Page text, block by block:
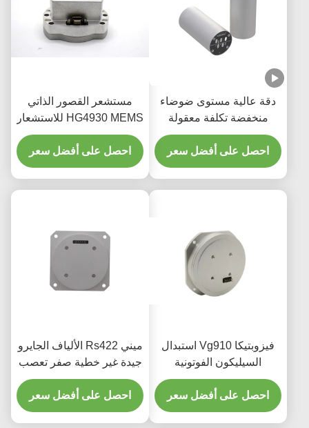
دقة عالية مستوى ضوضاء
منخفضة تكلفة معقولة
ألياف ضوئية ضوئية ضوئية
احصل على أفضل سعر
مستشعر القصور الذاتي
HG4930 MEMS للاستشعار
الدقيق لاتجاه الحركة
احصل على أفضل سعر
فيزوبتيكا Vg910 استبدال
السيليكون الفوتونية
المتكاملة الألياف البصرية
جهاز استشعار الجيروسكوب
احصل على أفضل سعر
ميني Rs422 الألياف الجايرو
جيدة غير خطية صفر تعصب
الاستقرار
احصل على أفضل سعر